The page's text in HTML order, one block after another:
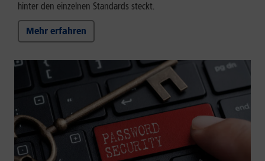
hinter den einzelnen Standards steckt.
Mehr erfahren